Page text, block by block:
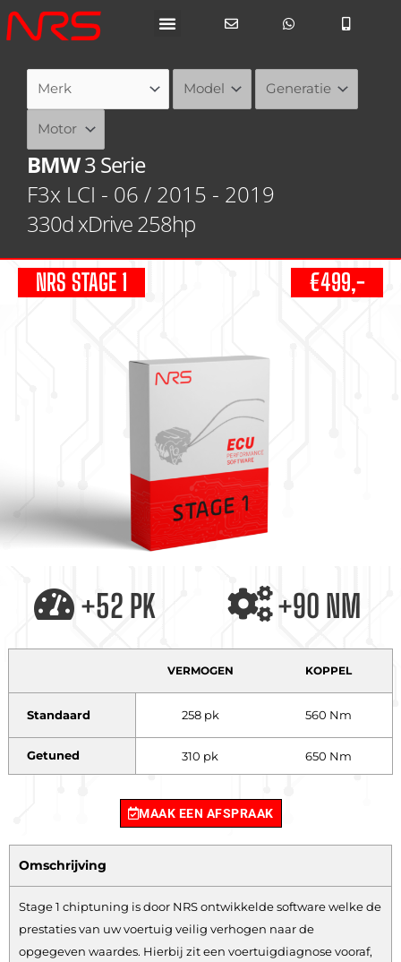
Ga
naar
BMW3 Serie
F3x LCI - 06 / 2015 - 2019
330d xDrive 258hp
NRS STAGE 1 €499,-
+52 PK +90 NM
VERMOGEN KOPPEL
Standaard 258 pk 560 Nm
Getuned 310 pk 650 Nm
MAAK EEN AFSPRAAK
Omschrijving
Stage 1 chiptuning is door NRS ontwikkelde software welke de
prestaties van uw voertuig veilig verhogen naar de
opgegeven waardes. Hierbij zit een voertuigdiagnose vooraf,